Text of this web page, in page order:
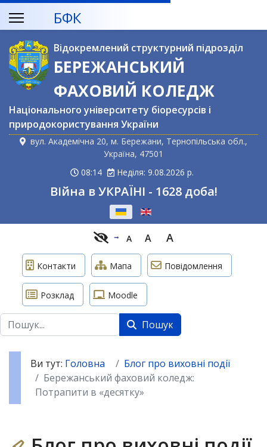
БФК
Відокремлений структурний підрозділ
БЕРЕЖАНСЬКИЙ
ФАХОВИЙ КОЛЕДЖ
Національного університету біоресурсів і
природокористування України
вул. Академічна 20, м. Бережани, Тернопільська обл.,
Україна, 47501
08:14
Неділя: 9.08.2026 р.
Війна в УКРАЇНІ - 1628 доба!
A A A
Контакти Мапа Повідомлення
Розклад Moodle
Пошук Пошук
Ви тут: Головна
Блог про виховні події
Бережанський фаховий коледж:
Потрапити в «десятку»